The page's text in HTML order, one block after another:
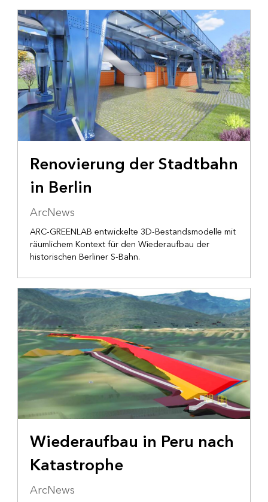
Renovierung der Stadtbahn
in Berlin
ArcNews
ARC-GREENLAB entwickelte 3D-Bestandsmodelle mit
räumlichem Kontext für den Wiederaufbau der
historischen Berliner S-Bahn.
INFRASTRUKTUR
Wiederaufbau in Peru nach
Katastrophe
ArcNews